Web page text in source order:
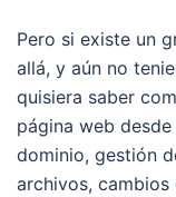
Pero si existe un
allá, y aún no
quisiera saber
página web
dominio, gestión
archivos,